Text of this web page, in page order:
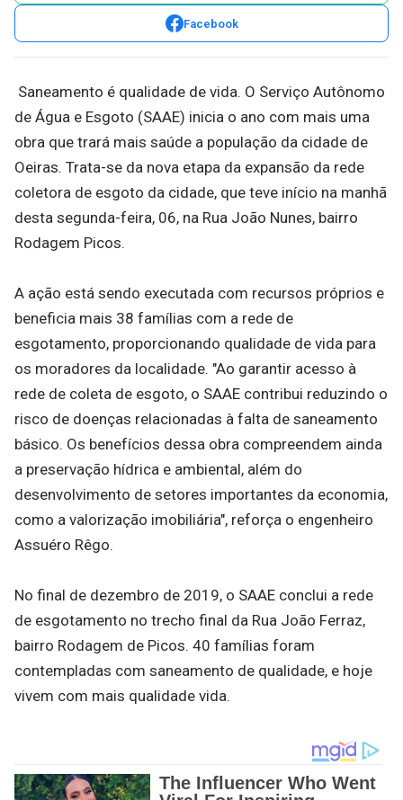
Facebook
Saneamento é qualidade de vida. O Serviço Autônomo
de Água e Esgoto (SAAE) inicia o ano com mais uma
obra que trará mais saúde a população da cidade de
Oeiras. Trata-se da nova etapa da expansão da rede
coletora de esgoto da cidade, que teve início na manhã
desta segunda-feira, 06, na Rua João Nunes, bairro
Rodagem Picos.
A ação está sendo executada com recursos próprios e
beneficia mais 38 famílias com a rede de
esgotamento, proporcionando qualidade de vida para
os moradores da localidade. "Ao garantir acesso à
rede de coleta de esgoto, o SAAE contribui reduzindo o
risco de doenças relacionadas à falta de saneamento
básico. Os benefícios dessa obra compreendem ainda
a preservação hídrica e ambiental, além do
desenvolvimento de setores importantes da economia,
como a valorização imobiliária", reforça o engenheiro
Assuéro Rêgo.
No final de dezembro de 2019, o SAAE conclui a rede
de esgotamento no trecho final da Rua João Ferraz,
bairro Rodagem de Picos. 40 famílias foram
contempladas com saneamento de qualidade, e hoje
vivem com mais qualidade vida.